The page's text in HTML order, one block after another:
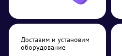
Доставим и установим
оборудование